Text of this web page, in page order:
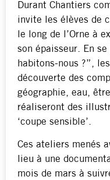
Durant Chantiers
invite les élèves de
le long de l’Orne à
son épaisseur. En
habitons-nous ?”,
découverte des
géographie, eau,
réaliseront des
‘coupe sensible’.
Ces ateliers menés
lieu à une
mois de mars à